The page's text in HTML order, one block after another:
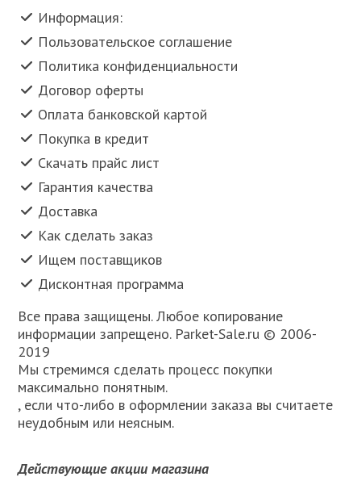
Информация:
Пользовательское соглашение
Политика конфиденциальности
Договор оферты
Оплата банковской картой
Покупка в кредит
Скачать прайс лист
Гарантия качества
Доставка
Как сделать заказ
Ищем поставщиков
Дисконтная программа
Все права защищены. Любое копирование
информации запрещено. Parket-Sale.ru © 2006-
2019
Мы стремимся сделать процесс покупки
максимально понятным.
, если что-либо в оформлении заказа вы считаете
неудобным или неясным.
Действующие акции магазина